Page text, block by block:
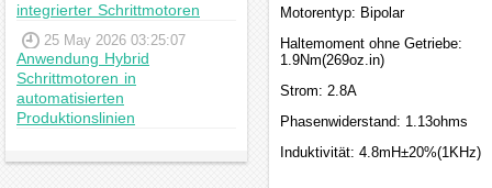
integrierter Schrittmotoren
25 May 2026 03:25:07
Anwendung Hybrid
Schrittmotoren in
automatisierten
Produktionslinien
Motorentyp: Bipolar
Haltemoment ohne Getriebe:
1.9Nm(269oz.in)
Strom: 2.8A
Phasenwiderstand: 1.13ohms
Induktivität: 4.8mH±20%(1KHz)